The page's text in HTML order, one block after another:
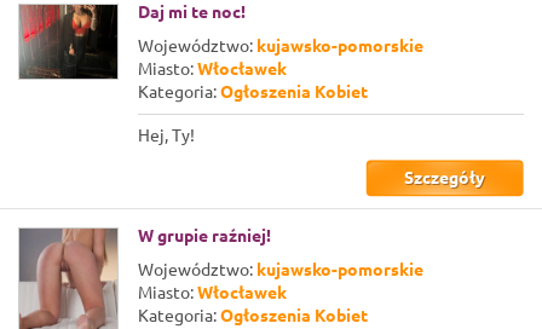
Daj mi te noc!
Województwo: kujawsko-pomorskie
Miasto:Włocławek
Kategoria:Ogłoszenia Kobiet
Hej, Ty!
Szczegóły
W grupie raźniej!
Województwo: kujawsko-pomorskie
Miasto:Włocławek
Kategoria:Ogłoszenia Kobiet